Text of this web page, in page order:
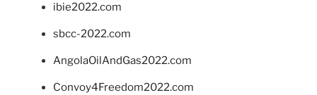
ibie2022.com
sbcc-2022.com
AngolaOilAndGas2022.com
Convoy4Freedom2022.com